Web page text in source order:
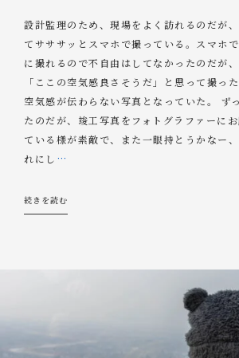
設計監理のため、現場をよく訪れるのだが
てサササッとスマホで撮っている。スマホ
に撮れるので不自由はしてなかったのだが、
「ここの空気感良さそうだ」と思って撮っ
空気感が伝わらない写真となっていた。 ず
たのだが、竣工写真をフォトグラファーに
ている様が素敵で、また一眼持とうかなー
れにし …
続きを読む